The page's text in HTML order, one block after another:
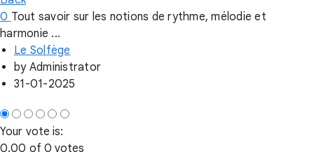
0 Tout savoir sur les notions de rythme, mélodie et
harmonie ...
Le Solfège
by Administrator
31-01-2025
Your vote is:
0.00 of 0 votes